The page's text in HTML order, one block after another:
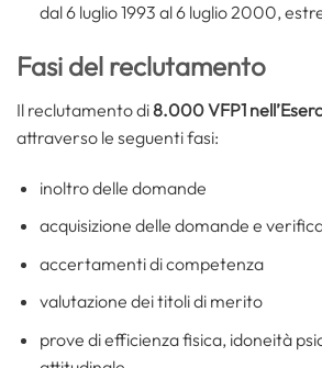
dal 6 luglio 1993 al 6 luglio 2000,
Fasi del reclutamento
Il reclutamento di8.000 VFP1
attraverso le seguenti fasi:
inoltro delle domande
acquisizione delle domande e
accertamenti di competenza
valutazione dei titoli di merito
prove di efficienza fisica, idoneità